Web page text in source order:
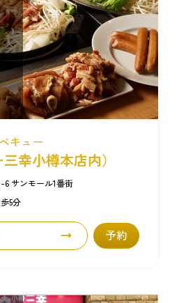
キュー
幸小樽本店内）
サンモール1番街
5分
予約